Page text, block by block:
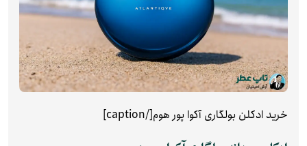
خرید ادکلن بولگاری آکوا پور هوم[/caption]